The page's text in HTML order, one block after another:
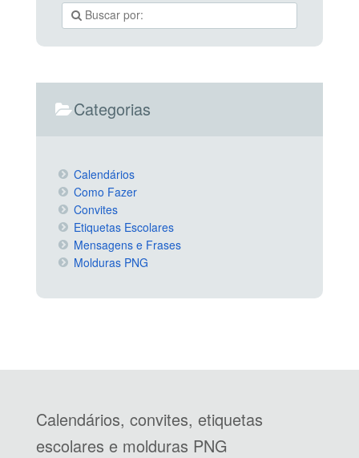
Categorias
Calendários
Como Fazer
Convites
Etiquetas Escolares
Mensagens e Frases
Molduras PNG
Calendários, convites, etiquetas
escolares e molduras PNG